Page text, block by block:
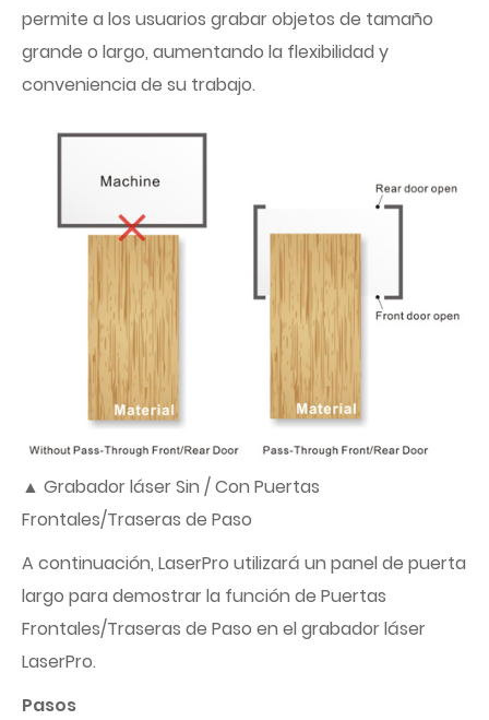
permite a los usuarios grabar objetos de tamaño
grande o largo, aumentando la flexibilidad y
conveniencia de su trabajo.
▲ Grabador láser Sin / Con Puertas
Frontales/Traseras de Paso
A continuación, LaserPro utilizará un panel de puerta
largo para demostrar la función de Puertas
Frontales/Traseras de Paso en el grabador láser
LaserPro.
Pasos